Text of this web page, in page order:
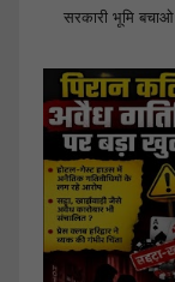
सरकारी भूमि